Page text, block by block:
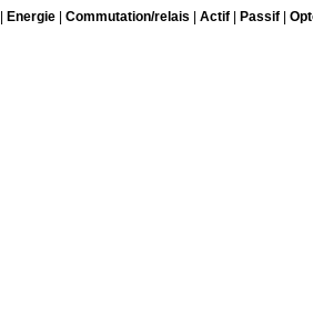
Energie| Commutation/relais Actif| Passif|